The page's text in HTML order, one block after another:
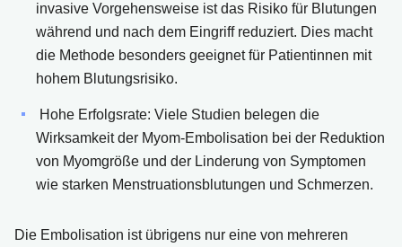
invasive Vorgehensweise ist das Risiko für Blutungen
während und nach dem Eingriff reduziert. Dies macht
die Methode besonders geeignet für Patientinnen mit
hohem Blutungsrisiko.
Hohe Erfolgsrate: Viele Studien belegen die
Wirksamkeit der Myom-Embolisation bei der Reduktion
von Myomgröße und der Linderung von Symptomen
wie starken Menstruationsblutungen und Schmerzen.
Die Embolisation ist übrigens nur eine von mehreren